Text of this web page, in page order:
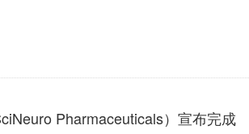
Pharmaceuticals）宣布完成